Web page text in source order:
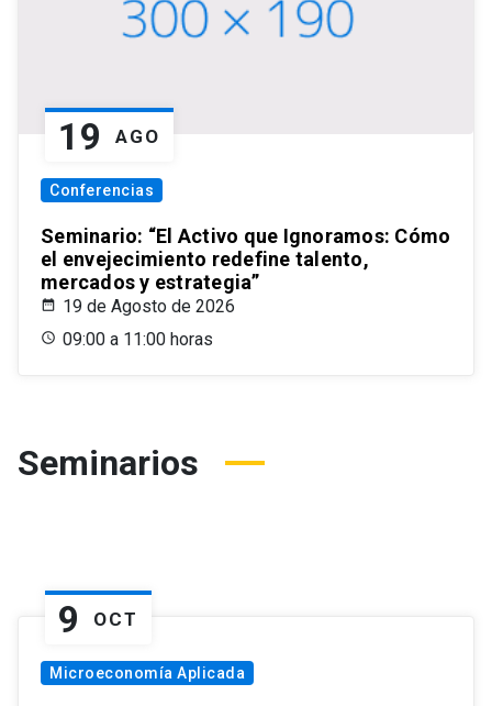
19 AGO
Conferencias
Seminario: “El Activo que Ignoramos: Cómo
el envejecimiento redefine talento,
mercados y estrategia”
19 de Agosto de 2026
09:00 a 11:00 horas
Seminarios
9 OCT
Microeconomía Aplicada